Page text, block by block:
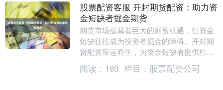
股票配资客服 开封期货配资：助力资
金短缺者掘金期货
期货市场蕴藏着巨大的财富机遇，但资金
短缺往往成为投资者掘金的障碍。开封期
货配资应运而生，为资金短缺者提供杠杆
资金，助力其撬动期货市场。 * **高杠
杆：**最高....
阅读： 189 栏目： 股票配资公司